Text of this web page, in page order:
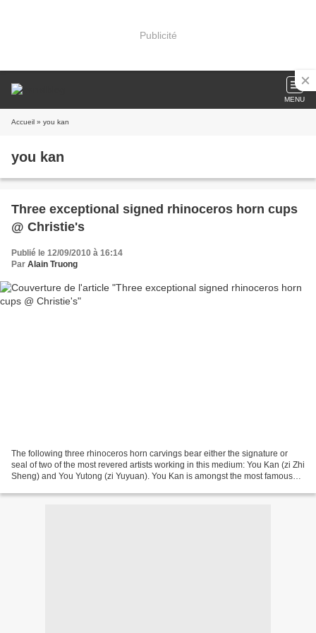
Publicité
MENU
Accueil » you kan
you kan
Three exceptional signed rhinoceros horn cups
@ Christie's
Publié le 12/09/2010 à 16:14
Par Alain Truong
The following three rhinoceros horn carvings bear either the signature or
seal of two of the most revered artists working in this medium: You Kan (zi Zhi
Sheng) and You Yutong (zi Yuyuan). You Kan is amongst the most famous